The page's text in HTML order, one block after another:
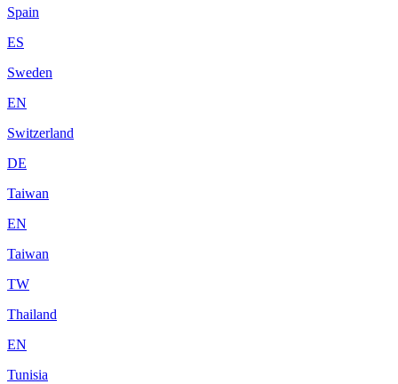
Spain
ES
Sweden
EN
Switzerland
DE
Taiwan
EN
Taiwan
TW
Thailand
EN
Tunisia